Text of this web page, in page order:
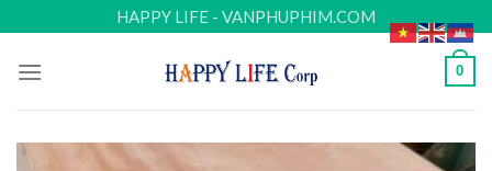
to
content
HAPPY LIFE - VANPHUPHIM.COM
0